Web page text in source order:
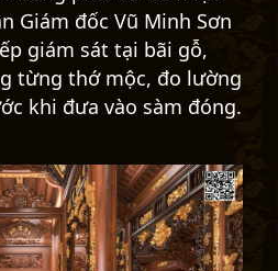
Giám đốc Vũ Minh Sơn
giám sát tại bãi gỗ,
từng thớ mộc, đo lường
khi đưa vào sàm đóng.